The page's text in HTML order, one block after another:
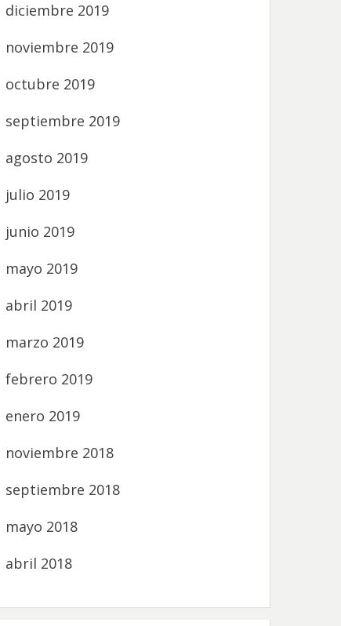
diciembre 2019
noviembre 2019
octubre 2019
septiembre 2019
agosto 2019
julio 2019
junio 2019
mayo 2019
abril 2019
marzo 2019
febrero 2019
enero 2019
noviembre 2018
septiembre 2018
mayo 2018
abril 2018